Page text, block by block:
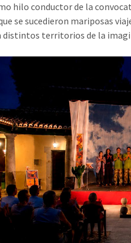
hilo conductor de la
se sucedieron mariposas
distintos territorios de la